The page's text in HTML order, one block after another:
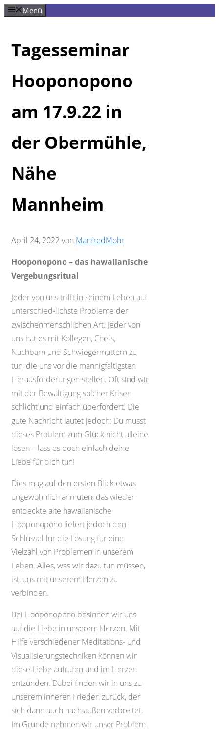
Zum Menü
Tagesseminar
Hooponopono
am 17.9.22 in
der Obermühle,
Nähe
Mannheim
April 24, 2022 von ManfredMohr
Hooponopono – das hawaiianische
Vergebungsritual
Jeder von uns trifft in seinem Leben auf
unterschied-lichste Probleme der
zwischenmenschlichen Art. Jeder von
uns hat es mit Kollegen, Chefs,
Nachbarn und Schwiegermüttern zu
tun, die uns vor die mannigfaltigsten
Herausforderungen stellen. Oft sind wir
mit der Bewältigung solcher Krisen
schlicht und einfach überfordert. Die
gute Nachricht lautet jedoch: Du musst
dieses Problem zum Glück nicht alleine
lösen – lass es doch einfach deine
Liebe für dich tun!
Dies mag auf den ersten Blick etwas
ungewöhnlich anmuten, das wieder
entdeckte alte hawaiianische
Hooponopono liefert jedoch den
Schlüssel für die Lösung für eine
Vielzahl von Problemen in unserem
Leben. Alles, was wir dazu tun müssen,
ist, uns mit unserem Herzen zu
verbinden.
Bei Hooponopono besinnen wir uns
auf die Liebe in unserem Herzen. Mit
Hilfe verschiedener Meditations- und
Visualisierungstechniken können wir
diese Liebe aufrufen und im Herzen
entzünden. Dabei finden wir in uns zu
unserem inneren Frieden zurück, der
sich dann auch nach außen verbreitet.
Im Grunde nehmen wir unser Problem